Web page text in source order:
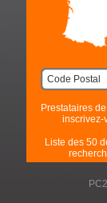
Prestataires
inscrivez-
Liste des 50